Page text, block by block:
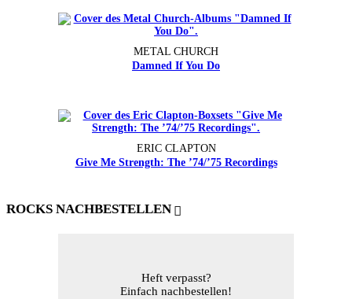
METAL CHURCH
Damned If You Do
ERIC CLAPTON
Give Me Strength: The ’74/’75 Recordings
ROCKS NACHBESTELLEN
Heft verpasst?
Einfach nachbestellen!